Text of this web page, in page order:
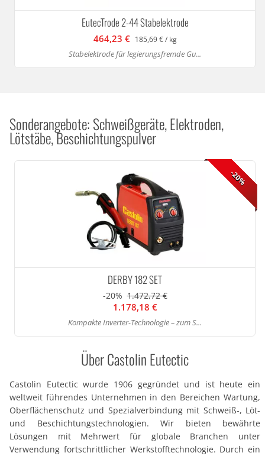
EutecTrode 2-44 Stabelektrode
464,23 € 185,69 € / kg
Stabelektrode für legierungsfremde Gu...
Sonderangebote: Schweißgeräte, Elektroden,
Lötstäbe, Beschichtungspulver
-20%
DERBY 182 SET
-20% 1.472,72 €
1.178,18 €
Kompakte Inverter-Technologie – zum S...
Über Castolin Eutectic
Castolin Eutectic wurde 1906 gegründet und ist heute ein
weltweit führendes Unternehmen in den Bereichen Wartung,
Oberflächenschutz und Spezialverbindung mit Schweiß-, Löt-
und Beschichtungstechnologien. Wir bieten bewährte
Lösungen mit Mehrwert für globale Branchen unter
Verwendung fortschrittlicher Werkstofftechnologie. Durch ein